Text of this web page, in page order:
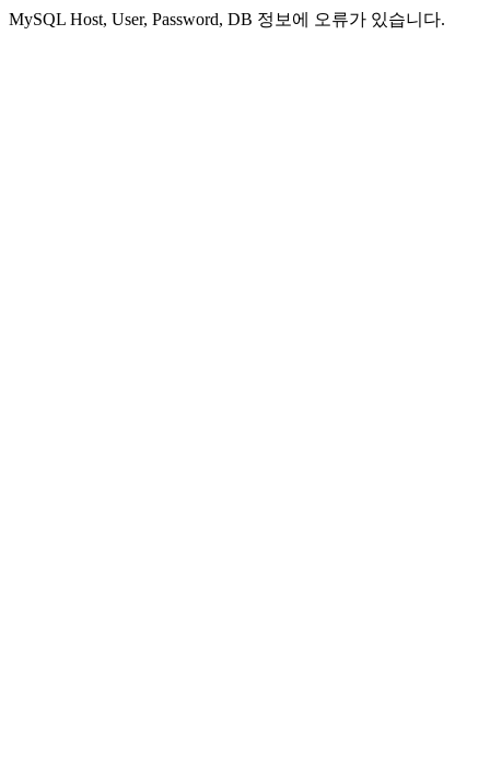
MySQL Host, User, Password, DB 정보에 오류가 있습니다.